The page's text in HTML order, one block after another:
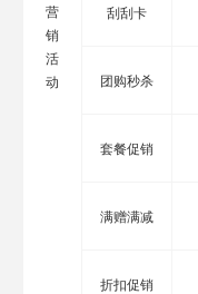
营
销
活
动
刮刮卡
团购秒杀
套餐促销
满赠满减
折扣促销